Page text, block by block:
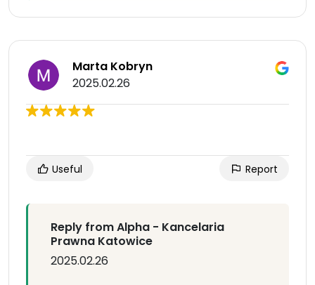
Marta Kobryn
2025.02.26
Useful Report
Reply from Alpha - Kancelaria
Prawna Katowice
2025.02.26